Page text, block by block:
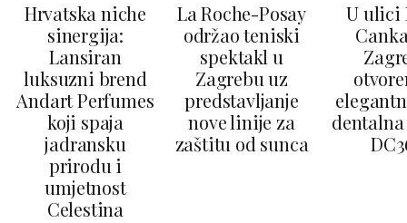
Hrvatska niche
sinergija:
Lansiran
luksuzni brend
Andart Perfumes
koji spaja
jadransku
prirodu i
umjetnost
Celestina
La Roche-Posay
održao teniski
spektakl u
Zagrebu uz
predstavljanje
nove linije za
zaštitu od sunca
U ulici